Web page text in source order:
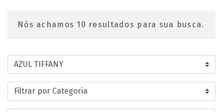
Nós achamos 10 resultados para sua busca.